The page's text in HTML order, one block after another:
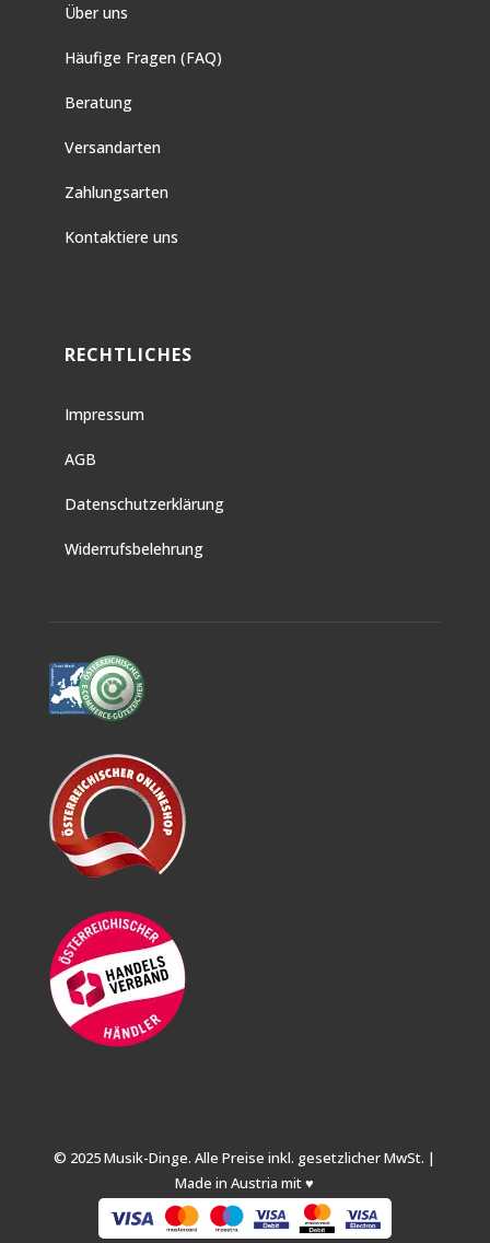
Über uns
Häufige Fragen (FAQ)
Beratung
Versandarten
Zahlungsarten
Kontaktiere uns
RECHTLICHES
Impressum
AGB
Datenschutzerklärung
Widerrufsbelehrung
© 2025 Musik-Dinge. Alle Preise inkl. gesetzlicher MwSt. |
Made in Austria mit ♥